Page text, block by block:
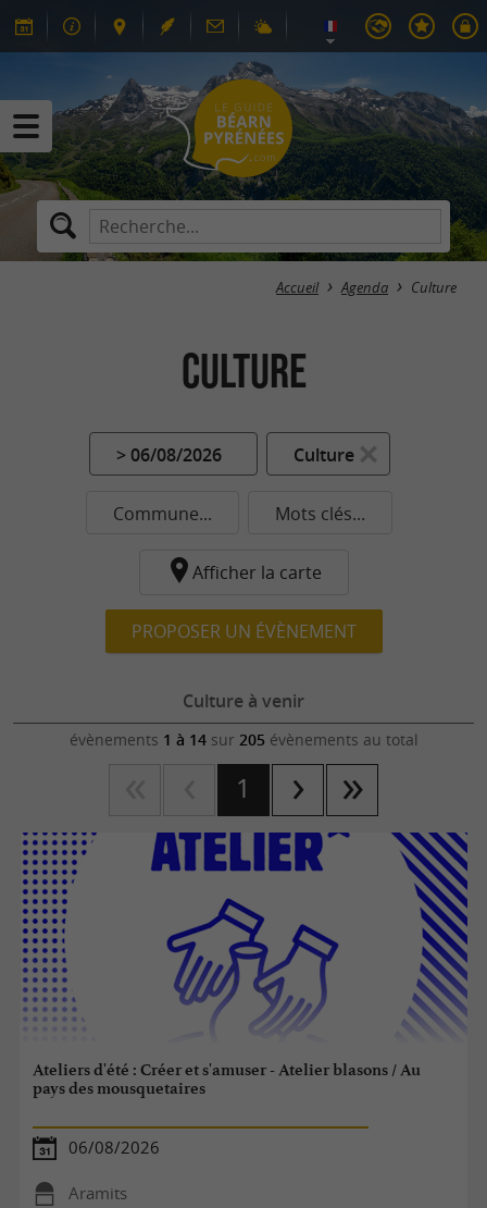
Accueil Agenda Culture
Culture
> 06/08/2026 Culture
Commune... Mots clés...
Afficher la carte
PROPOSER UN ÉVÈNEMENT
Culture à venir
évènements 1 à 14sur 205 évènements au total
1
Ateliers d'été : Créer et s'amuser - Atelier blasons / Au
pays des mousquetaires
06/08/2026
Aramits